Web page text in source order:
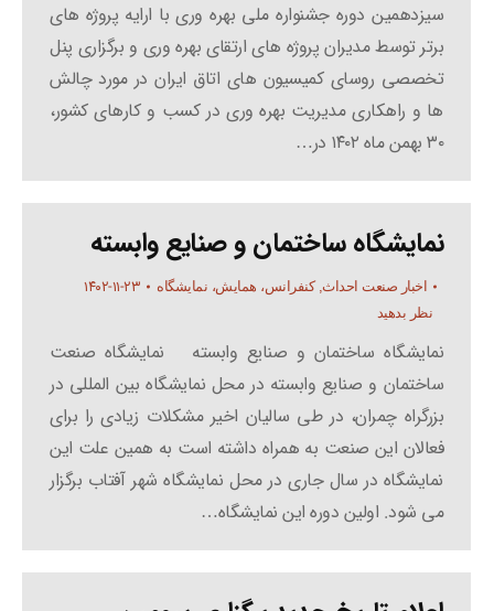
سیزدهمین دوره جشنواره ملی بهره وری با ارایه پروژه های
برتر توسط مدیران پروژه های ارتقای بهره وری و برگزاری پنل
تخصصی روسای کمیسیون های اتاق ایران در مورد چالش
ها و راهکاری مدیریت بهره وری در کسب و کارهای کشور،
۳۰ بهمن ماه ۱۴۰۲ در…
نمایشگاه ساختمان و صنایع وابسته
اخبار صنعت احداث,کنفرانس، همایش، نمایشگاه ۱۴۰۲-۱۱-۲۳
نظر بدهید
نمایشگاه ساختمان و صنایع وابسته نمایشگاه صنعت
ساختمان و صنایع وابسته در محل نمایشگاه بین المللی در
بزرگراه چمران، در طی سالیان اخیر مشکلات زیادی را برای
فعالان این صنعت به همراه داشته است به همین علت این
نمایشگاه در سال جاری در محل نمایشگاه شهر آفتاب برگزار
می شود. اولین دوره این نمایشگاه…